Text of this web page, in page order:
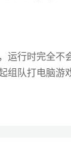
运行时完全不
组队打电脑游